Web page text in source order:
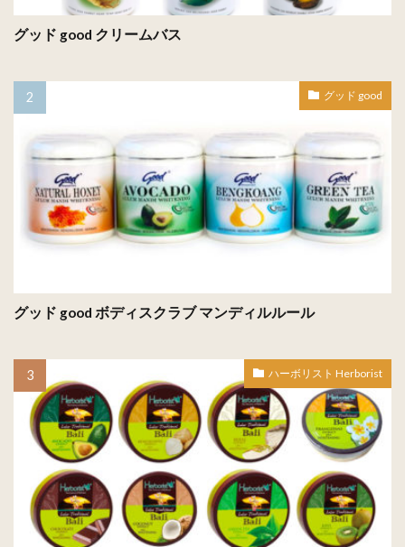
グッド good クリームバス
グッド good
グッド good ボディスクラブ マンディルルール
ハーボリスト Herborist